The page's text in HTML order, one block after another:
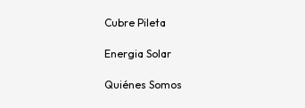
Cubre Pileta
Energia Solar
Quiénes Somos